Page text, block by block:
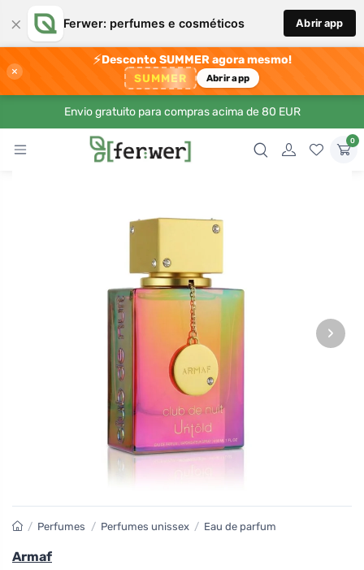
× Ferwer: perfumes e cosméticos Abrir app
×
⚡Desconto SUMMER agora mesmo!
SUMMER Abrir app
Envio gratuito para compras acima de 80 EUR
0
›
/ Perfumes / Perfumes unissex / Eau de parfum
Armaf